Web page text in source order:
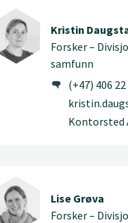
Kristin
Forsker –
samfunn
(+47) 406
Kontorsted
Lise Grøva
Forsker –